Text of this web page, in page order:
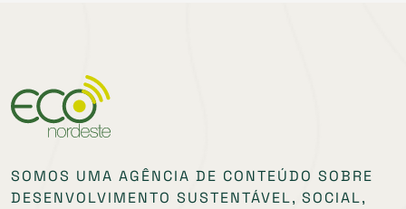
SOMOS UMA AGÊNCIA DE CONTEÚDO SOBRE
DESENVOLVIMENTO SUSTENTÁVEL, SOCIAL,